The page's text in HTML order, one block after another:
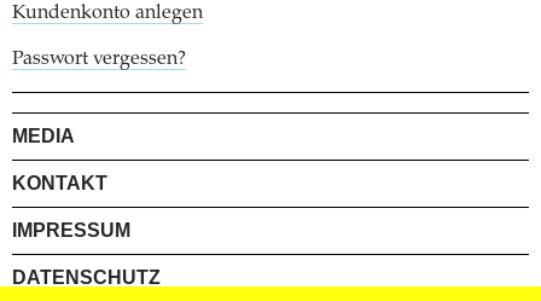
Kundenkonto anlegen
Passwort vergessen?
MEDIA
KONTAKT
IMPRESSUM
DATENSCHUTZ